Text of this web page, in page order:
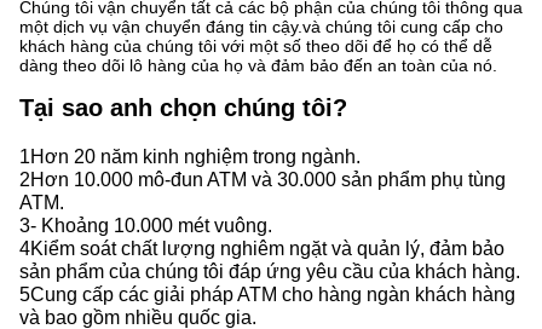
Chúng tôi vận chuyển tất cả các bộ phận của chúng tôi thông qua
một dịch vụ vận chuyển đáng tin cậy.và chúng tôi cung cấp cho
khách hàng của chúng tôi với một số theo dõi để họ có thể dễ
dàng theo dõi lô hàng của họ và đảm bảo đến an toàn của nó.
Tại sao anh chọn chúng tôi?
1Hơn 20 năm kinh nghiệm trong ngành.
2Hơn 10.000 mô-đun ATM và 30.000 sản phẩm phụ tùng
ATM.
3- Khoảng 10.000 mét vuông.
4Kiểm soát chất lượng nghiêm ngặt và quản lý, đảm bảo
sản phẩm của chúng tôi đáp ứng yêu cầu của khách hàng.
5Cung cấp các giải pháp ATM cho hàng ngàn khách hàng
và bao gồm nhiều quốc gia.